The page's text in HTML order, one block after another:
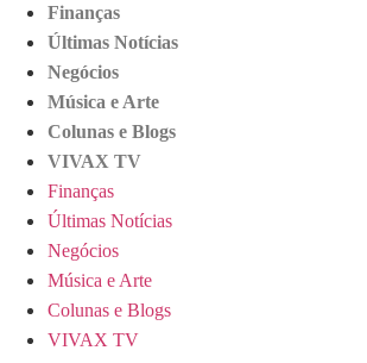
Finanças
Últimas Notícias
Negócios
Música e Arte
Colunas e Blogs
VIVAX TV
Finanças
Últimas Notícias
Negócios
Música e Arte
Colunas e Blogs
VIVAX TV